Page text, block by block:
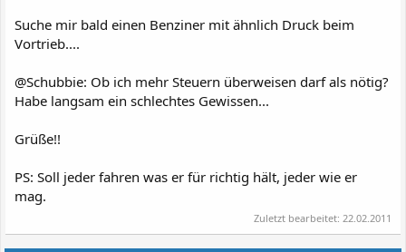
Suche mir bald einen Benziner mit ähnlich Druck beim
Vortrieb....
@Schubbie: Ob ich mehr Steuern überweisen darf als nötig?
Habe langsam ein schlechtes Gewissen...
Grüße!!
PS: Soll jeder fahren was er für richtig hält, jeder wie er
mag.
Zuletzt bearbeitet: 22.02.2011